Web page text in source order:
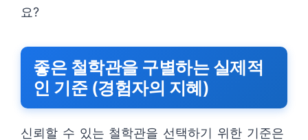
요?
좋은 철학관을 구별하는 실제적
인 기준 (경험자의 지혜)
신뢰할 수 있는 철학관을 선택하기 위한 기준은